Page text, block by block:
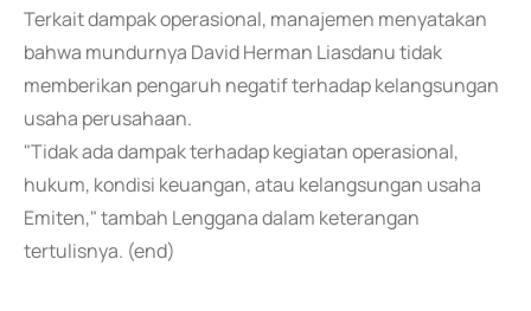
Terkait dampak operasional, manajemen menyatakan
bahwa mundurnya David Herman Liasdanu tidak
memberikan pengaruh negatif terhadap kelangsungan
usaha perusahaan.
"Tidak ada dampak terhadap kegiatan operasional,
hukum, kondisi keuangan, atau kelangsungan usaha
Emiten," tambah Lenggana dalam keterangan
tertulisnya. (end)